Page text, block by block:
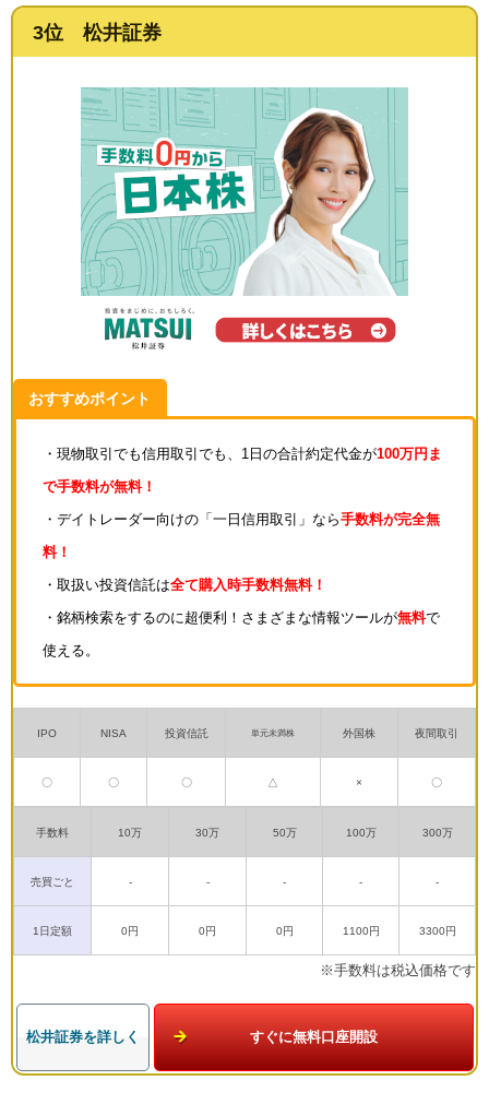
3位 松井証券
おすすめポイント
・現物取引でも信用取引でも、1日の合計約定代金が100万円ま
で手数料が無料！
・デイトレーダー向けの「一日信用取引」なら手数料が完全無
料！
・取扱い投資信託は全て購入時手数料無料！
・銘柄検索をするのに超便利！さまざまな情報ツールが無料で
使える。
IPO NISA 投資信託 単元未満株 外国株 夜間取引
〇 〇 〇 △ × 〇
手数料 10万 30万 50万 100万 300万
売買ごと - - - - -
1日定額 0円 0円 0円 1100円 3300円
※手数料は税込価格です
松井証券を詳しく すぐに無料口座開設